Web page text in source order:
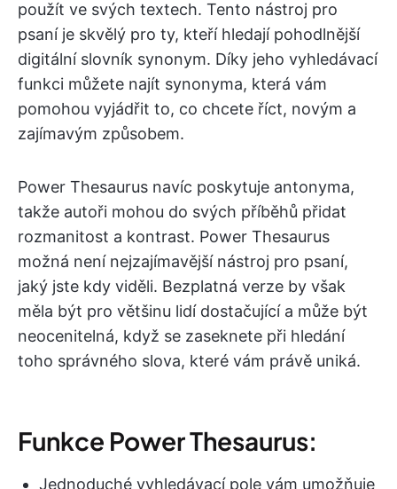
použít ve svých textech. Tento nástroj pro
psaní je skvělý pro ty, kteří hledají pohodlnější
digitální slovník synonym. Díky jeho vyhledávací
funkci můžete najít synonyma, která vám
pomohou vyjádřit to, co chcete říct, novým a
zajímavým způsobem.
Power Thesaurus navíc poskytuje antonyma,
takže autoři mohou do svých příběhů přidat
rozmanitost a kontrast. Power Thesaurus
možná není nejzajímavější nástroj pro psaní,
jaký jste kdy viděli. Bezplatná verze by však
měla být pro většinu lidí dostačující a může být
neocenitelná, když se zaseknete při hledání
toho správného slova, které vám právě uniká.
Funkce Power Thesaurus:
Jednoduché vyhledávací pole vám umožňuje